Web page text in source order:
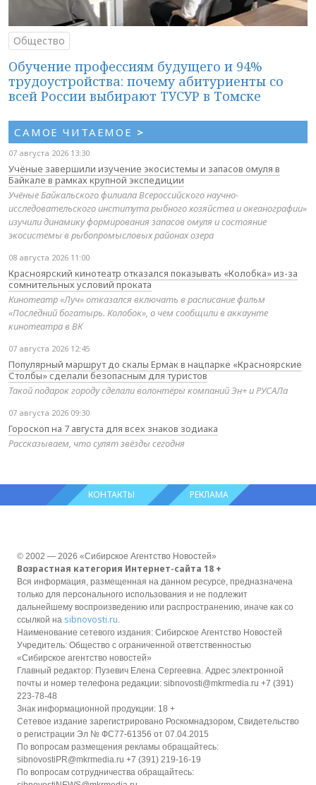
Общество
Обучение профессиям будущего и 94%
трудоустройства: почему абитуриенты со
всей России выбирают ТУСУР в Томске
САМОЕ ЧИТАЕМОЕ >
07 августа 2026 13:30
Учёные завершили изучение экосистемы и запасов омуля в
Байкале в рамках крупной экспедиции
Учёные Байкальского филиала Всероссийского научно-
исследовательского института рыбного хозяйства и океанографии»
изучили динамику формирования запасов омуля и состояние
экосистемы в рыбопромысловых районах озера
08 августа 2026 11:00
Красноярский кинотеатр отказался показывать «Колобка» из-за
сомнительных условий проката
Кинотеатр «Луч» отказался включать в расписание фильм
«Последний богатырь. Колобок», о чем сообщили в аккаунте
кинотеатра в ВК
07 августа 2026 12:45
Популярный маршрут до скалы Ермак в нацпарке «Красноярские
Столбы» сделали безопасным для туристов
Такой подарок городу сделали волонтёры компаний Эн+ и РУСАЛа
07 августа 2026 09:30
Гороскоп на 7 августа для всех знаков зодиака
Рассказываем, что сулят звёзды сегодня
КОНТАКТЫ РЕКЛАМА
© 2002 — 2026 «Сибирское Агентство Новостей»
Возрастная категория Интернет-сайта 18 +
Вся информация, размещенная на данном ресурсе, предназначена
только для персонального использования и не подлежит
дальнейшему воспроизведению или распространению, иначе как со
ссылкой на sibnovosti.ru.
Наименование сетевого издания: Сибирское Агентство Новостей
Учредитель: Общество с ограниченной ответственностью
«Сибирское агентство новостей»
Главный редактор: Пузевич Елена Сергеевна. Адрес электронной
почты и номер телефона редакции: sibnovosti@mkrmedia.ru +7 (391)
223-78-48
Знак информационной продукции: 18 +
Сетевое издание зарегистрировано Роскомнадзором, Свидетельство
о регистрации Эл № ФС77-61356 от 07.04.2015
По вопросам размещения рекламы обращайтесь:
sibnovostiPR@mkrmedia.ru +7 (391) 219-16-19
По вопросам сотрудничества обращайтесь: